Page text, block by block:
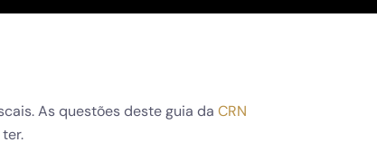
As questões deste guia da CRN